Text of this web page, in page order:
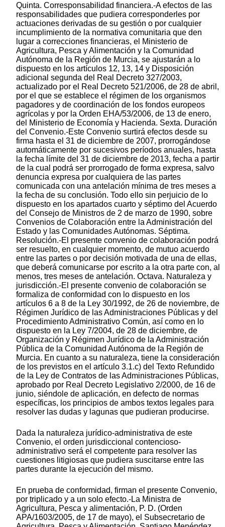
Quinta. Corresponsabilidad financiera.-A efectos de las
responsabilidades que pudiera corresponderles por
actuaciones derivadas de su gestión o por cualquier
incumplimiento de la normativa comunitaria que den
lugar a correcciones financieras, el Ministerio de
Agricultura, Pesca y Alimentación y la Comunidad
Autónoma de la Región de Murcia, se ajustarán a lo
dispuesto en los artículos 12, 13, 14 y Disposición
adicional segunda del Real Decreto 327/2003,
actualizado por el Real Decreto 521/2006, de 28 de abril,
por el que se establece el régimen de los organismos
pagadores y de coordinación de los fondos europeos
agrícolas y por la Orden EHA/53/2006, de 13 de enero,
del Ministerio de Economía y Hacienda. Sexta. Duración
del Convenio.-Este Convenio surtirá efectos desde su
firma hasta el 31 de diciembre de 2007, prorrogándose
automáticamente por sucesivos períodos anuales, hasta
la fecha límite del 31 de diciembre de 2013, fecha a partir
de la cual podrá ser prorrogado de forma expresa, salvo
denuncia expresa por cualquiera de las partes
comunicada con una antelación mínima de tres meses a
la fecha de su conclusión. Todo ello sin perjuicio de lo
dispuesto en los apartados cuarto y séptimo del Acuerdo
del Consejo de Ministros de 2 de marzo de 1990, sobre
Convenios de Colaboración entre la Administración del
Estado y las Comunidades Autónomas. Séptima.
Resolución.-El presente convenio de colaboración podrá
ser resuelto, en cualquier momento, de mutuo acuerdo
entre las partes o por decisión motivada de una de ellas,
que deberá comunicarse por escrito a la otra parte con, al
menos, tres meses de antelación. Octava. Naturaleza y
jurisdicción.-El presente convenio de colaboración se
formaliza de conformidad con lo dispuesto en los
artículos 6 a 8 de la Ley 30/1992, de 26 de noviembre, de
Régimen Jurídico de las Administraciones Públicas y del
Procedimiento Administrativo Común, así como en lo
dispuesto en la Ley 7/2004, de 28 de diciembre, de
Organización y Régimen Jurídico de la Administración
Pública de la Comunidad Autónoma de la Región de
Murcia. En cuanto a su naturaleza, tiene la consideración
de los previstos en el artículo 3.1.c) del Texto Refundido
de la Ley de Contratos de las Administraciones Públicas,
aprobado por Real Decreto Legislativo 2/2000, de 16 de
junio, siéndole de aplicación, en defecto de normas
específicas, los principios de ambos textos legales para
resolver las dudas y lagunas que pudieran producirse.
Dada la naturaleza jurídico-administrativa de este
Convenio, el orden jurisdiccional contencioso-
administrativo será el competente para resolver las
cuestiones litigiosas que pudiera suscitarse entre las
partes durante la ejecución del mismo.
En prueba de conformidad, firman el presente Convenio,
por triplicado y a un solo efecto.-La Ministra de
Agricultura, Pesca y alimentación, P. D. (Orden
APA/1603/2005, de 17 de mayo), el Subsecretario de